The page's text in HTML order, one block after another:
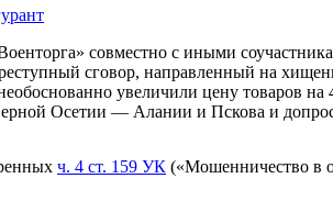
совместно с иными
сговор, направленный на
увеличили цену товаров
Осетии — Алании и Пскова и
ч. 4 ст. 159 УК («Мошенничество в